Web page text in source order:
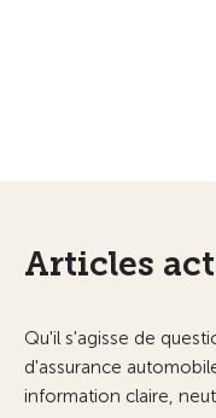
Articles
Qu'il s'agisse de
d'assurance
information claire,